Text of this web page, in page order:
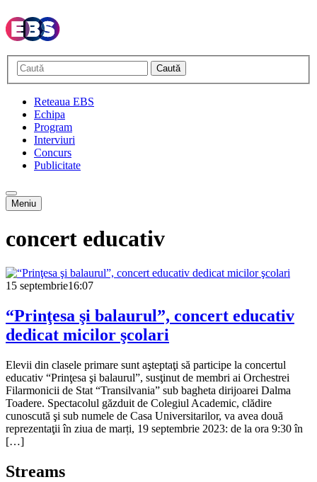
Caută
Reteaua EBS
Echipa
Program
Interviuri
Concurs
Publicitate
Meniu
concert educativ
15 septembrie16:07
“Prinţesa şi balaurul”, concert educativ
dedicat micilor şcolari
Elevii din clasele primare sunt aşteptaţi să participe la concertul
educativ “Prinţesa şi balaurul”, susţinut de membri ai Orchestrei
Filarmonicii de Stat “Transilvania” sub bagheta dirijoarei Dalma
Toadere. Spectacolul găzduit de Colegiul Academic, clădire
cunoscută şi sub numele de Casa Universitarilor, va avea două
reprezentaţii în ziua de marți, 19 septembrie 2023: de la ora 9:30 în
[…]
Streams